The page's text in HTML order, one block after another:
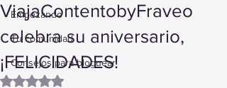
Empezando
Tu comunidad
Consejos para bloguear
ViajaContentobyFraveo
celebra su aniversario,
¡FELICIDADES!
Obtuvo NaN de 5 estrellas.